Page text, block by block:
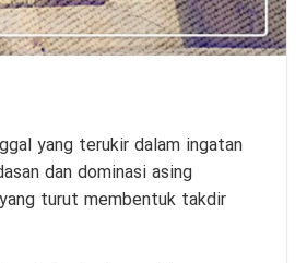
yang terukir dalam ingatan
dan dominasi asing
turut membentuk takdir